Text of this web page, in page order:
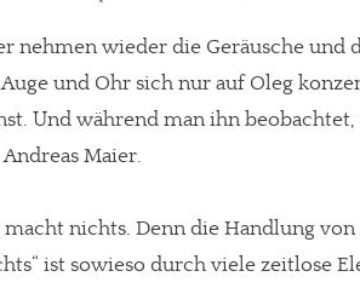
Schon erledigt!
nehmen wieder die Geräusche und
Auge und Ohr sich nur auf Oleg
Und während man ihn
Maier.
macht nichts. Denn die Handlung von
ist sowieso durch viele zeitlose